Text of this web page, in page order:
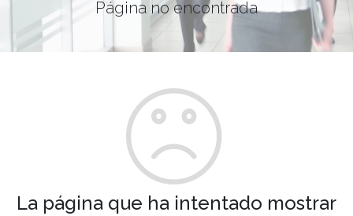
Página no encontrada
La página que ha intentado mostrar